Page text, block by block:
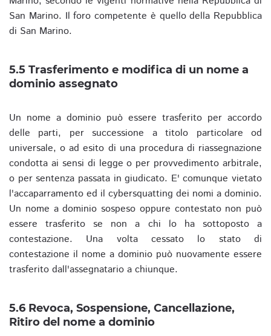
San Marino. Il foro competente è quello della Repubblica
di San Marino.
5.5 Trasferimento e modifica di un nome a
dominio assegnato
Un nome a dominio può essere trasferito per accordo
delle parti, per successione a titolo particolare od
universale, o ad esito di una procedura di riassegnazione
condotta ai sensi di legge o per provvedimento arbitrale,
o per sentenza passata in giudicato. E' comunque vietato
l'accaparramento ed il cybersquatting dei nomi a dominio.
Un nome a dominio sospeso oppure contestato non può
essere trasferito se non a chi lo ha sottoposto a
contestazione. Una volta cessato lo stato di
contestazione il nome a dominio può nuovamente essere
trasferito dall'assegnatario a chiunque.
5.6 Revoca, Sospensione, Cancellazione,
Ritiro del nome a dominio